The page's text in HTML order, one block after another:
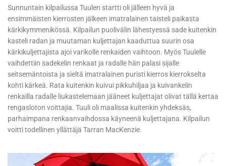
Sunnuntain kilpailussa Tuulen startti oli jälleen hyvä ja
ensimmäisten kierrosten jälkeen imatralainen taisteli paikasta
kärkikymmenikössä. Kilpailun puolivälin lähestyessä sade kuitenkin
kasteli radan ja muutaman kuljettajan kaaduttua suurin osa
kärkikuljettajista ajoi varikolle renkaiden vaihtoon. Myös Tuulelle
vaihdettiin sadekelin renkaat ja radalle hän palasi sijalle
seitsemäntoista ja sieltä imatralainen puristi kierros kierrokselta
kohti kärkeä. Rata kuitenkin kuivui pikkuhiljaa ja kuivankelin
renkailla radalle liukastelemaan jääneet kuljettajat olivat tällä kertaa
rengasloton voittajia. Tuuli oli maalissa kuitenkin yhdeksäs,
parhaimpana renkaanvaihdossa käyneenä kuljettajana. Kilpailun
voitti todellinen yllättäjä Tarran MacKenzie.